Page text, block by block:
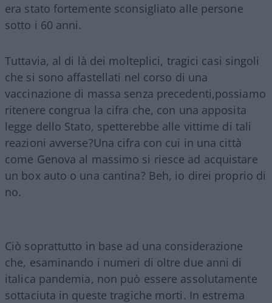
era stato fortemente sconsigliato alle persone
sotto i 60 anni.
Tuttavia, al di là dei molteplici, tragici casi singoli
che si sono affastellati nel corso di una
vaccinazione di massa senza precedenti,possiamo
ritenere congrua la cifra che, con una apposita
legge dello Stato, spetterebbe alle vittime di tali
reazioni avverse?Una cifra con cui in una città
come Genova al massimo si riesce ad acquistare
un box auto o una cantina? Beh, io direi proprio di
no.
Ciò soprattutto in base ad una considerazione
che, esaminando i numeri di oltre due anni di
italica pandemia, non può essere assolutamente
sottaciuta in queste tragiche morti. In estrema